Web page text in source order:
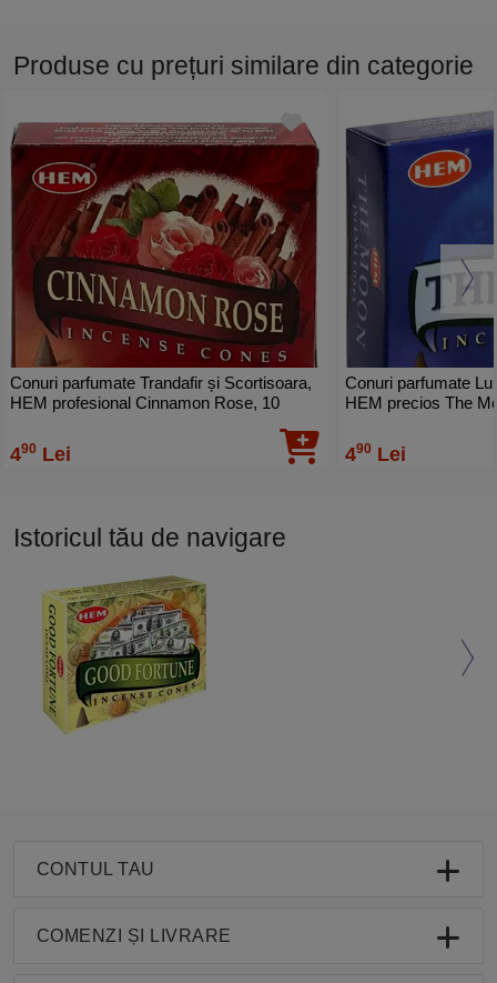
Produse cu prețuri similare din categorie
Conuri parfumate Trandafir și Scortisoara,
HEM profesional Cinnamon Rose, 10
490 Lei
Conuri parfumate
HEM precios The
490 Lei
Istoricul tău de navigare
CONTUL TAU
COMENZI ȘI LIVRARE